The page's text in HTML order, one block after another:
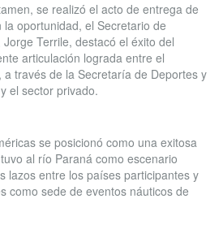
se realizó el acto de entrega de
oportunidad, el Secretario de
Terrile, destacó el éxito del
articulación lograda entre el
través de la Secretaría de Deportes y
el sector privado.
se posicionó como una exitosa
al río Paraná como escenario
lazos entre los países participantes y
como sede de eventos náuticos de